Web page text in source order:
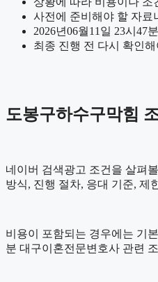
사전에 준비해야 할 자료
2026년06월11일 23시47
최종 진행 전 다시 확인해
도봉구하수구막힘
네이버 검색광고 조건을 살펴
방식, 진행 절차, 응대 기준, 제
비용이 포함되는 경우에는 기
분 대구이혼전문변호사 관련